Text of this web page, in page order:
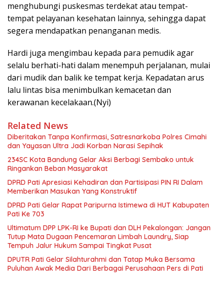
menghubungi puskesmas terdekat atau tempat-
tempat pelayanan kesehatan lainnya, sehingga dapat
segera mendapatkan penanganan medis.
Hardi juga mengimbau kepada para pemudik agar
selalu berhati-hati dalam menempuh perjalanan, mulai
dari mudik dan balik ke tempat kerja. Kepadatan arus
lalu lintas bisa menimbulkan kemacetan dan
kerawanan kecelakaan.(Nyi)
Related News
Diberitakan Tanpa Konfirmasi, Satresnarkoba Polres Cimahi
dan Yayasan Ultra Jadi Korban Narasi Sepihak
234SC Kota Bandung Gelar Aksi Berbagi Sembako untuk
Ringankan Beban Masyarakat
DPRD Pati Apresiasi Kehadiran dan Partisipasi PIN RI Dalam
Memberikan Masukan Yang Konstruktif
DPRD Pati Gelar Rapat Paripurna Istimewa di HUT Kabupaten
Pati Ke 703
Ultimatum DPP LPK-RI ke Bupati dan DLH Pekalongan: Jangan
Tutup Mata Dugaan Pencemaran Limbah Laundry, Siap
Tempuh Jalur Hukum Sampai Tingkat Pusat
DPUTR Pati Gelar Silahturahmi dan Tatap Muka Bersama
Puluhan Awak Media Dari Berbagai Perusahaan Pers di Pati